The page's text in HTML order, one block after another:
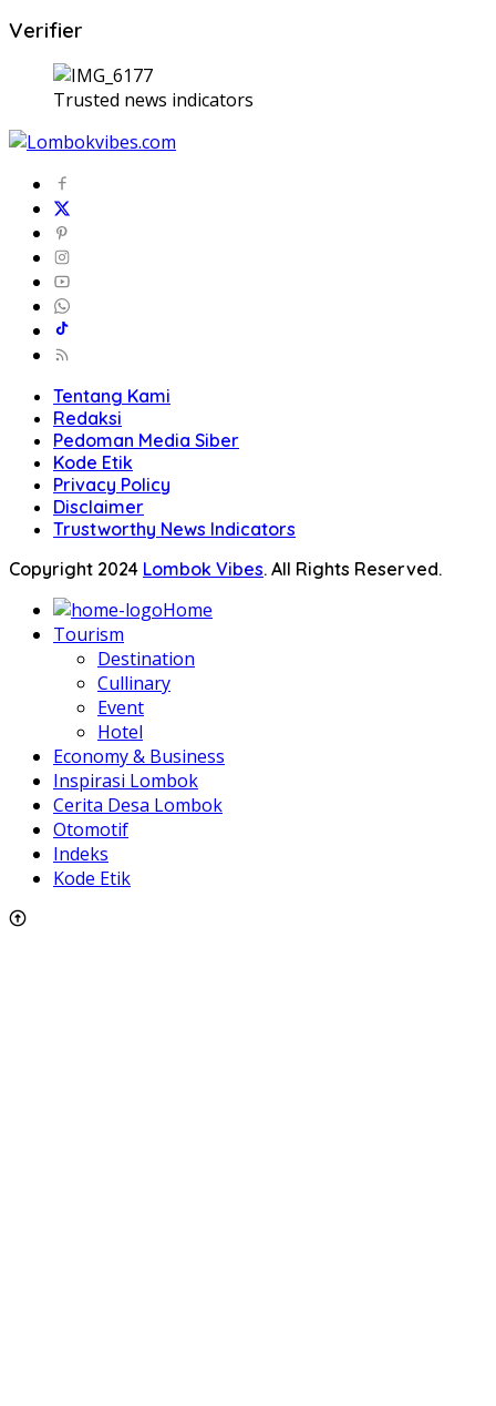
Verifier
Trusted news indicators
Tentang Kami
Redaksi
Pedoman Media Siber
Kode Etik
Privacy Policy
Disclaimer
Trustworthy News Indicators
Copyright 2024 Lombok Vibes. All Rights Reserved.
Home
Tourism
Destination
Cullinary
Event
Hotel
Economy & Business
Inspirasi Lombok
Cerita Desa Lombok
Otomotif
Indeks
Kode Etik